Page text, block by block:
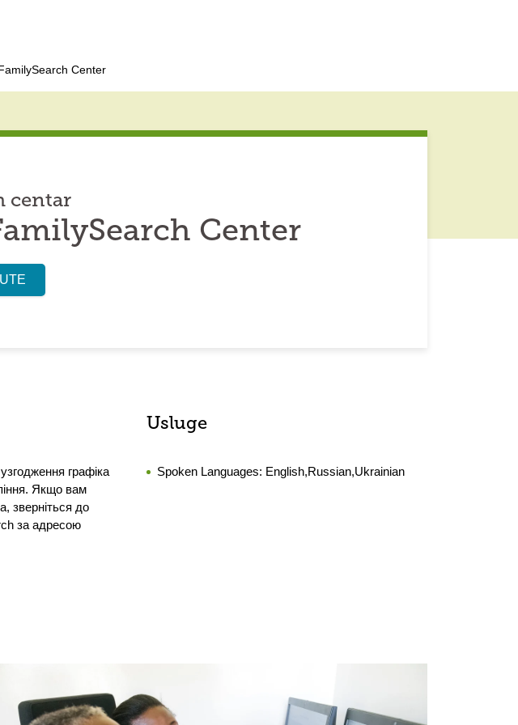
Center
centar
Center
графіка
Якщо вам
зверніться до
за адресою
Usluge
Spoken Languages: English,Russian,Ukrainian